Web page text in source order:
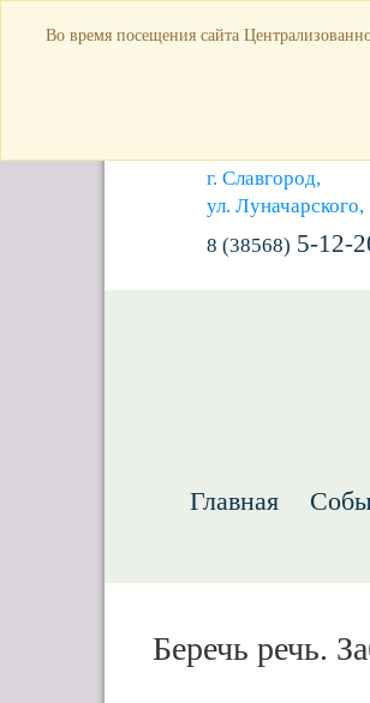
г. Славгород,
ул. Луначарского,
8 (38568) 5-12-
Главная
Беречь речь.
Во время посещения сайта